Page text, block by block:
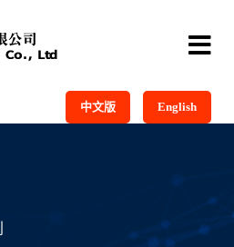
中文版 English